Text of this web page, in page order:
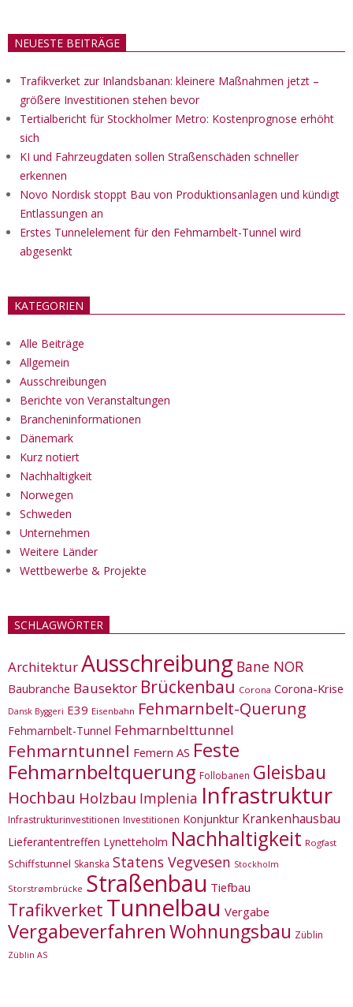
NEUESTE BEITRÄGE
Trafikverket zur Inlandsbanan: kleinere Maßnahmen jetzt –
größere Investitionen stehen bevor
Tertialbericht für Stockholmer Metro: Kostenprognose erhöht
sich
KI und Fahrzeugdaten sollen Straßenschäden schneller
erkennen
Novo Nordisk stoppt Bau von Produktionsanlagen und kündigt
Entlassungen an
Erstes Tunnelelement für den Fehmarnbelt-Tunnel wird
abgesenkt
KATEGORIEN
Alle Beiträge
Allgemein
Ausschreibungen
Berichte von Veranstaltungen
Brancheninformationen
Dänemark
Kurz notiert
Nachhaltigkeit
Norwegen
Schweden
Unternehmen
Weitere Länder
Wettbewerbe & Projekte
SCHLAGWÖRTER
ArchitekturAusschreibung Bane NOR
Baubranche Bausektor Brückenbau Corona Corona-Krise
Dansk Byggeri E39 Eisenbahn Fehmarnbelt-Querung
Fehmarnbelt-Tunnel Fehmarnbelttunnel
Fehmarntunnel Femern AS Feste
Fehmarnbeltquerung Follobanen Gleisbau
Hochbau Holzbau Implenia Infrastruktur
Infrastrukturinvestitionen Investitionen Konjunktur Krankenhausbau
Lieferantentreffen Lynetteholm Nachhaltigkeit Rogfast
Schiffstunnel Skanska Statens Vegvesen Stockholm
Storstrømbrücke Straßenbau Tiefbau
Trafikverket Tunnelbau Vergabe
VergabeverfahrenWohnungsbau Züblin
Züblin AS